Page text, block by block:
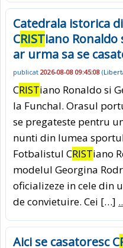
Catedrala istorica
CRISTiano Ronaldo
ar urma sa se
publicat 2026-08-08 09:45:08 (
CRISTiano Ronaldo si
la Funchal. Orasul
se pregateste pentru
nunti din lumea
Fotbalistul CRISTiano
modelul Georgina
oficializeze in cele din
de convietuire. Cei […]
Aici se casatoresc C